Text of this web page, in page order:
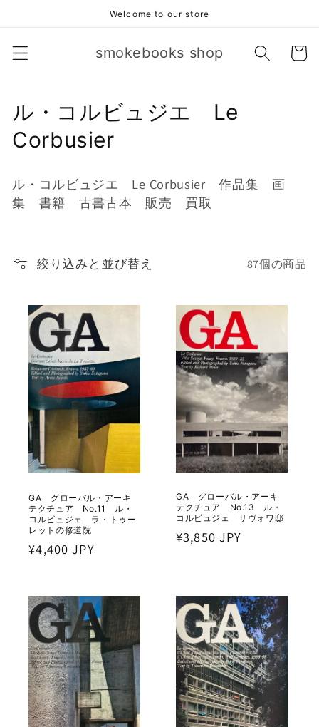
Welcome to our store
smokebooks shop
ー
コ
レ
シ
ル・コルビュジエ Le
Corbusier
ル・コルビュジエ Le Corbusier 作品集 画
集 書籍 古書古本 販売 買取
絞り込みと並び替え 87個の商品
GA グローバル・アーキ
テクチュア No.11 ル・
コルビュジェ ラ・トゥー
レットの修道院
通
格
¥4,400 JPY
GA グローバル・アーキ
テクチュア No.13 ル・
コルビュジェ サヴォワ邸
通
格
¥3,850 JPY